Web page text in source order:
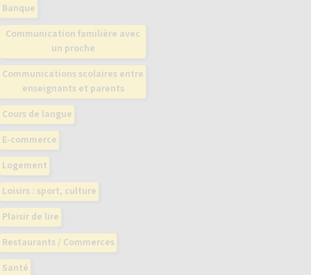
Banque
Communication familière avec
un proche
Communications scolaires entre
enseignants et parents
Cours de langue
E-commerce
Logement
Loisirs : sport, culture
Plaisir de lire
Restaurants / Commerces
Santé